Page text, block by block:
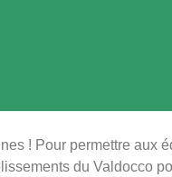
! Pour permettre aux
du Valdocco